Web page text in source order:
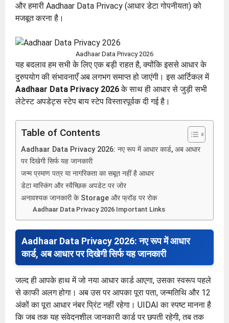
और हमारी Aadhaar Data Privacy (आधार डेटा गोपनीयता) को
मजबूत करना है।
Aadhaar Data Privacy 2026
यह बदलाव हम सभी के लिए एक बड़ी राहत है, क्योंकि इससे आधार के
दुरुपयोग की संभावनाएँ अब लगभग समाप्त हो जाएंगी। इस आर्टिकल में
Aadhaar Data Privacy 2026के साथ ही आधार से जुड़ी सभी
लेटेस्ट अपडेट्स स्टेप बाय स्टेप विस्तारपूर्वक दी गई है।
Table of Contents
Aadhaar Data Privacy 2026: नए रूप में आधार कार्ड, अब आधार
पर दिखेगी सिर्फ यह जानकारी
जन्म प्रमाण पत्र या नागरिकता का सबूत नहीं है आधार
डेटा मास्किंग और स्वैच्छिक अपडेट पर जोर
अनावश्यक जानकारी के Storage और फ्रॉड पर रोक
Aadhaar Data Privacy 2026 Important Links
Aadhaar Data Privacy 2026: नए रूप में आधार
कार्ड, अब आधार पर दिखेगी सिर्फ यह जानकारी
जल्द ही आपके हाथ में जो नया आधार कार्ड आएगा, उसका स्वरूप पहले
से काफी अलग होगा। अब उस पर आपका पूरा पता, जन्मतिथि और 12
अंकों का पूरा आधार नंबर प्रिंट नहीं रहेगा। UIDAI का स्पष्ट मानना है
कि जब तक यह संवेदनशील जानकारी कार्ड पर छपती रहेगी, तब तक